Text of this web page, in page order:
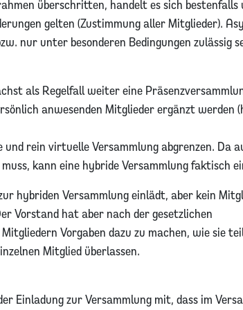
überschritten, handelt es sich
gelten (Zustimmung aller Mitglieder).
nur unter besonderen Bedingungen zulässig
als Regelfall weiter eine
anwesenden Mitglieder ergänzt werden
rein virtuelle Versammlung abgrenzen. Da
kann eine hybride Versammlung faktisch
hybriden Versammlung einlädt, aber kein
Vorstand hat aber nach der gesetzlichen
Vorgaben dazu zu machen, wie sie
Mitglied überlassen.
Einladung zur Versammlung mit, dass im